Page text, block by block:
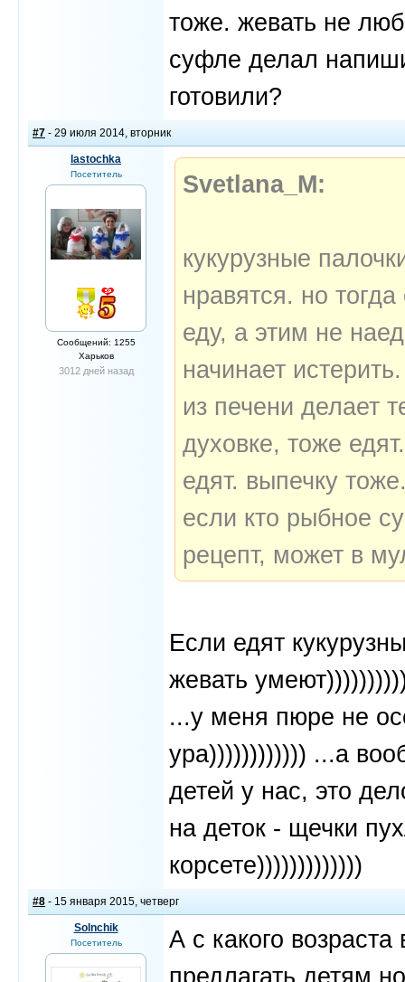
тоже. жевать не
суфле делал
готовили?
#7 - 29 июля 2014, вторник
lastochka
Посетитель
Сообщений: 1255
Харьков
3012 дней назад
Svetlana_M:
кукурузные
нравятся. но
еду, а этим не
начинает
из печени делает
духовке, тоже
едят. выпечку
если кто рыбное
рецепт, может в
Если едят
жевать
...у меня пюре не
ура)))))))))))) ...а
детей у нас, это
на деток - щечки
корсете)))))))))))))
#8 - 15 января 2015, четверг
Solnchik
Посетитель
А с какого
предлагать детям